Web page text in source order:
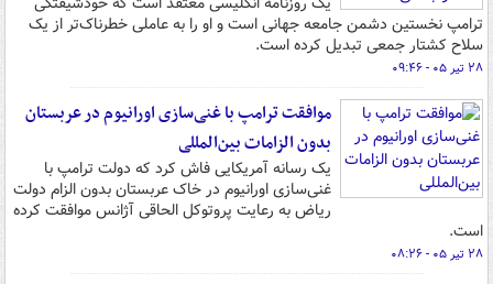
ترامپ نخستین دشمن جامعه جهانی است و او را به عاملی خطرناک‌تر از یک
سلاح کشتار جمعی تبدیل کرده است.
۲۸ تیر ۰۵ - ۰۹:۴۶
موافقت ترامپ با غنی‌سازی اورانیوم در عربستان
بدون الزامات بین‌المللی
یک رسانه آمریکایی فاش کرد که دولت ترامپ با
غنی‌سازی اورانیوم در خاک عربستان بدون الزام دولت
ریاض به رعایت پروتوکل الحاقی آژانس موافقت کرده
است.
۲۸ تیر ۰۵ - ۰۸:۲۶